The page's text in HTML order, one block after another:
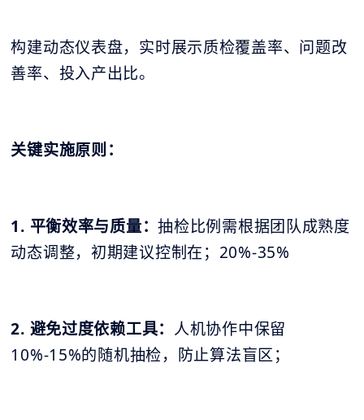
构建动态仪表盘，实时展示质检覆盖率、问题改
善率、投入产出比。
关键实施原则：
1. 平衡效率与质量：抽检比例需根据团队成熟度
动态调整，初期建议控制在；20%-35%
2. 避免过度依赖工具： 人机协作中保留
10%-15%的随机抽检，防止算法盲区；